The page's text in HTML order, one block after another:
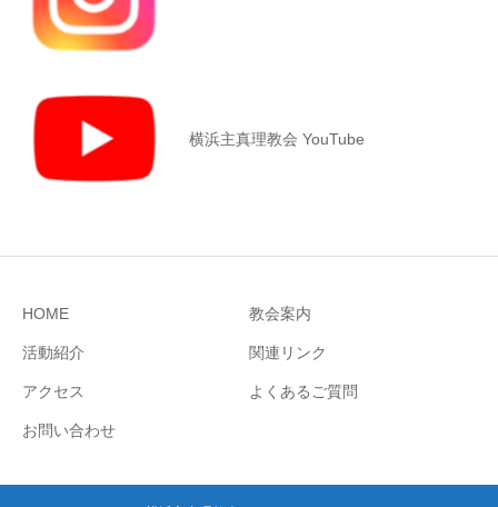
横浜主真理教会 YouTube
HOME 教会案内
活動紹介 関連リンク
アクセス よくあるご質問
お問い合わせ